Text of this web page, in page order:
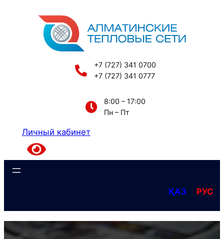
содержимому
+7 (727) 341 0700
+7 (727) 341 0777
8:00 – 17:00
Пн – Пт
Личный кабинет
ҚАЗ РУС